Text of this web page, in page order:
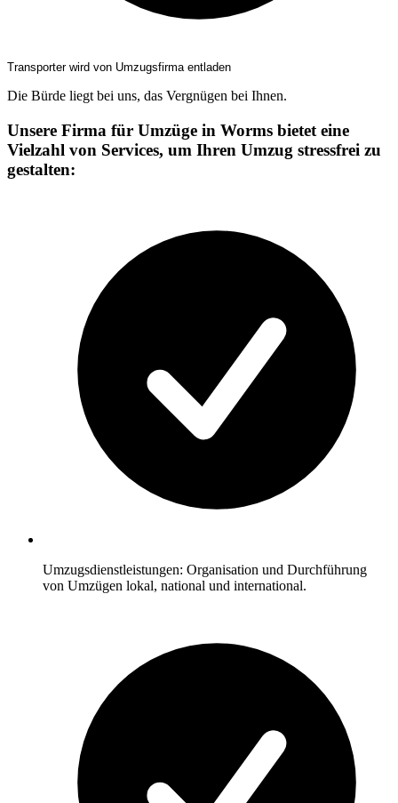
Transporter wird von Umzugsfirma entladen
Die Bürde liegt bei uns, das Vergnügen bei Ihnen.
Unsere Firma für Umzüge in Worms bietet eine
Vielzahl von Services, um Ihren Umzug stressfrei zu
gestalten:
Umzugsdienstleistungen: Organisation und Durchführung
von Umzügen lokal, national und international.